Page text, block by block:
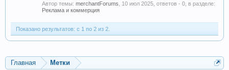
Автор темы: merchantForums 10 июл 2025 , ответов - 0, в разделе:
Реклама и коммерция
Показано результатов: с 1 по 2 из 2.
Главная Метки